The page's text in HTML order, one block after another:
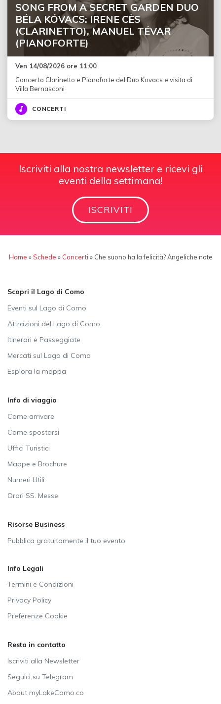
SONG FROM A SECRET GARDEN DUO
BÉLA KÓVACS: IRENE CÈS
(CLARINETTO), MANUEL TÉVAR
(PIANOFORTE)
Ven 14/08/2026 ore 11:00
Concerto Clarinetto e Pianoforte del Duo Kovacs e visita di
Villa Bernasconi
CONCERTI
Iscriviti alla nostra newsletter e ricevi gli
eventi della settimana!
ISCRIVITI
Home »Schede » Concerti » Che suono ha la felicità? Angeliche note
Scopri il Lago di Como
Eventi sul Lago di Como
Attrazioni del Lago di Como
Itinerari e Passeggiate
Mercati sul Lago di Como
Esplora la mappa
Info di viaggio
Come arrivare
Come spostarsi
Uffici Turistici
Mappe e Brochure
Numeri Utili
Orari SS. Messe
Risorse Business
Pubblica gratuitamente il tuo evento
Info Legali
Termini e Condizioni
Privacy Policy
Preferenze Cookie
Resta in contatto
Iscriviti alla Newsletter
Seguici su Telegram
About myLakeComo.co